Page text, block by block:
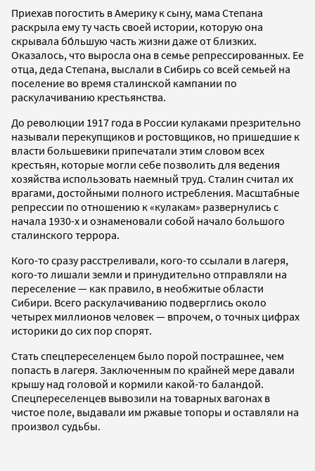
Приехав погостить в Америку к сыну, мама Степана
раскрыла ему ту часть своей истории, которую она
скрывала бо́льшую часть жизни даже от близких.
Оказалось, что выросла она в семье репрессированных. Ее
отца, деда Степана, выслали в Сибирь со всей семьей на
поселение во время сталинской кампании по
раскулачиванию крестьянства.
До революции 1917 года в России кулаками презрительно
называли перекупщиков и ростовщиков, но пришедшие к
власти большевики припечатали этим словом всех
крестьян, которые могли себе позволить для ведения
хозяйства использовать наемный труд. Сталин считал их
врагами, достойными полного истребления. Масштабные
репрессии по отношению к «кулакам» развернулись с
начала 1930-х и ознаменовали собой начало большого
сталинского террора.
Кого-то сразу расстреливали, кого-то ссылали в лагеря,
кого-то лишали земли и принудительно отправляли на
переселение — как правило, в необжитые области
Сибири. Всего раскулачиванию подверглись около
четырех миллионов человек — впрочем, о точных цифрах
историки до сих пор спорят.
Стать спецпереселенцем было порой пострашнее, чем
попасть в лагеря. Заключенным по крайней мере давали
крышу над головой и кормили какой-то баландой.
Спецпереселенцев вывозили на товарных вагонах в
чистое поле, выдавали им ржавые топоры и оставляли на
произвол судьбы.